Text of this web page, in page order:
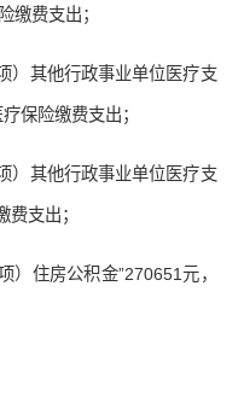
缴费支出；
）其他行政事业单位医疗支
保险缴费支出；
）其他行政事业单位医疗支
支出；
）住房公积金”270651元，